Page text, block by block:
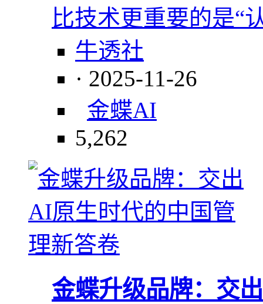
比技术更重要的是“
牛透社
· 2025-11-26
金蝶AI
5,262
金蝶升级品牌：交